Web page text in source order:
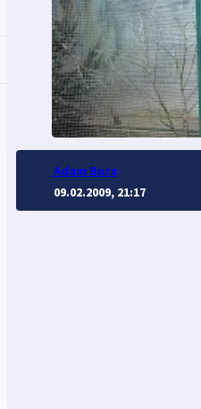
Adam Bura
09.02.2009, 21:17